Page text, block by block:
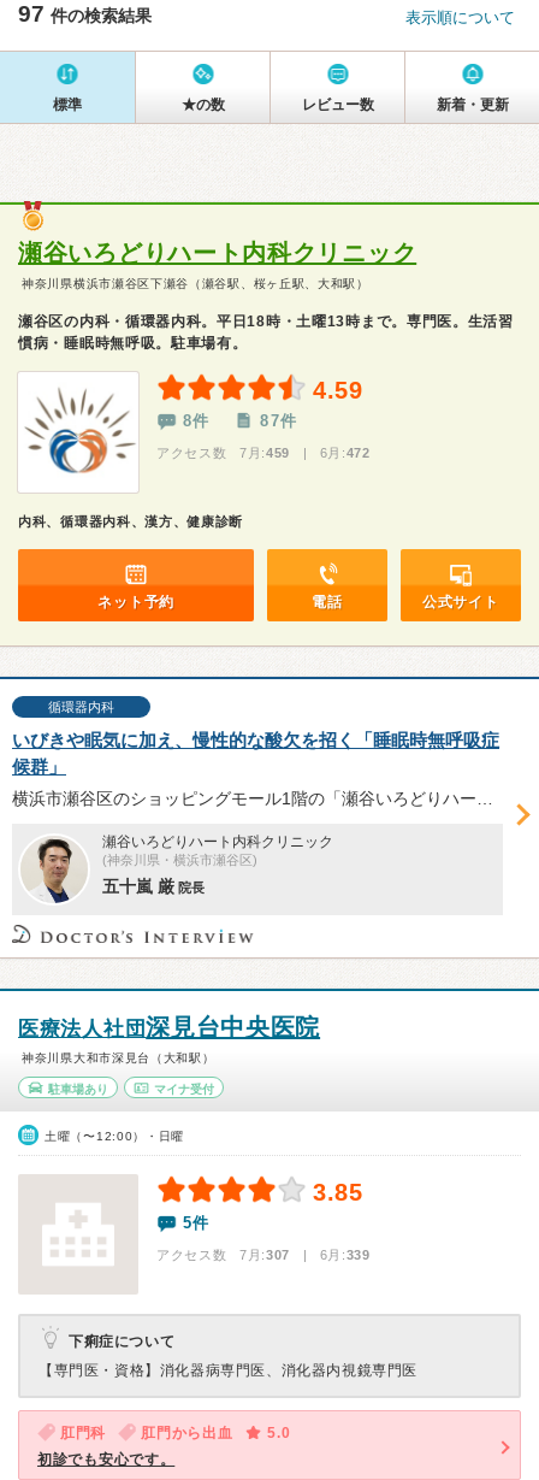
97 件の検索結果 表示順について
標準 ★の数 レビュー数 新着・更新
瀬谷いろどりハート内科クリニック
神奈川県横浜市瀬谷区下瀬谷（瀬谷駅、桜ヶ丘駅、大和駅）
瀬谷区の内科・循環器内科。平日18時・土曜13時まで。専門医。生活習
慣病・睡眠時無呼吸。駐車場有。
4.59
8件 87件
アクセス数 7月:459 | 6月:472
内科、循環器内科、漢方、健康診断
ネット予約 電話 公式サイト
循環器内科
いびきや眠気に加え、慢性的な酸欠を招く「睡眠時無呼吸症
候群」
瀬谷いろどりハート内科クリニック
(神奈川県・横浜市瀬谷区)
五十嵐 厳 院長
医療法人社団深見台中央医院
神奈川県大和市深見台（大和駅）
駐車場あり マイナ受付
土曜（〜12:00）・日曜
3.85
5件
アクセス数 7月:307 | 6月:339
下痢症について
【専門医・資格】 消化器病専門医、消化器内視鏡専門医
肛門科 肛門から出血
5.0
初診でも安心です。